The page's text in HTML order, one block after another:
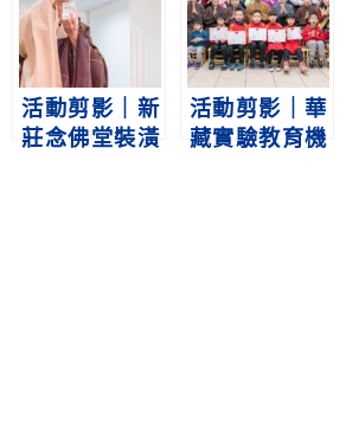
活動剪影｜新
莊念佛堂裝潢
活動剪影｜華
藏實驗教育機